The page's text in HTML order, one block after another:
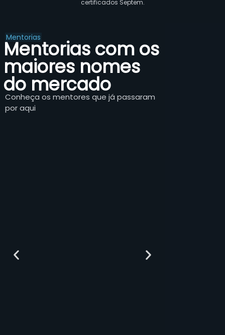
certificados Septem.
Mentorias
Mentorias com os
maiores nomes
do mercado
Conheça os mentores que já passaram
por aqui